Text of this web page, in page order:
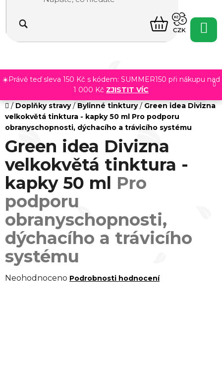
obsah
☀️Právě teď sleva 150 Kč s kódem: SUMMER150 při nákupu nad
1 000 Kč ZJISTIT VÍC
NÁKUPNÍ
KOŠÍK
CZK
Domů
/ Doplňky stravy / Bylinné tinktury / Green idea Divizna
velkokvětá tinktura - kapky 50 ml Pro podporu
obranyschopnosti, dýchacího a trávicího systému
Green idea Divizna
velkokvětá tinktura -
kapky 50 ml Pro
podporu
obranyschopnosti,
dýchacího a trávicího
systému
Průměrné
Neohodnoceno Podrobnosti hodnocení